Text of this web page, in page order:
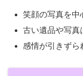
笑顔の写真を中
古い遺品や写真
感情が引きずら